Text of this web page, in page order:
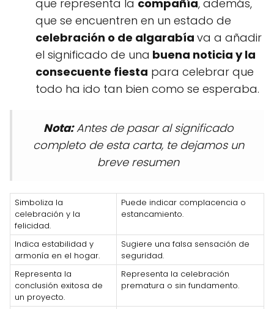
que representa la compañía, además,
que se encuentren en un estado de
celebración o de algarabía va a añadir
el significado de una buena noticia y la
consecuente fiesta para celebrar que
todo ha ido tan bien como se esperaba.
Nota:Antes de pasar al significado
completo de esta carta, te dejamos un
breve resumen
Simboliza la
celebración y la
felicidad.
Puede indicar complacencia o
estancamiento.
Indica estabilidad y
armonía en el hogar.
Sugiere una falsa sensación de
seguridad.
Representa la
conclusión exitosa de
un proyecto.
Representa la celebración
prematura o sin fundamento.